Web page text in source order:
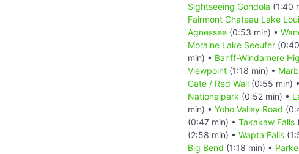
Sightseeing Gondola (1:40
Fairmont Chateau Lake
Agnessee (0:53 min) •
Moraine Lake Seeufer
min) • Banff-Windamere
Viewpoint (1:18 min) •
Gate / Red Wall (0:55 min) •
Nationalpark (0:52 min) •
min) • Yoho Valley Road
(0:47 min) • Takakaw Falls
(2:58 min) • Wapta Falls
Big Bend (1:18 min) •